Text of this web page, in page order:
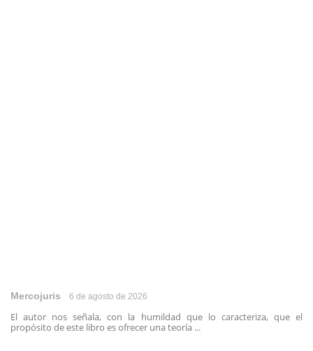
Mercojuris 6 de agosto de 2026
El autor nos señala, con la humildad que lo caracteriza, que el
propósito de este libro es ofrecer una teoría ...